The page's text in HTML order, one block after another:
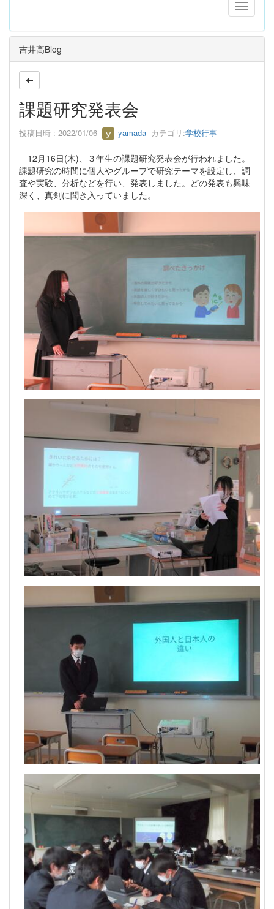
吉井高Blog
課題研究発表会
投稿日時 : 2022/01/06 yamada カテゴリ:学校行事
12月16日(木)、３年生の課題研究発表会が行われました。
課題研究の時間に個人やグループで研究テーマを設定し、調
査や実験、分析などを行い、発表しました。どの発表も興味
深く、真剣に聞き入っていました。